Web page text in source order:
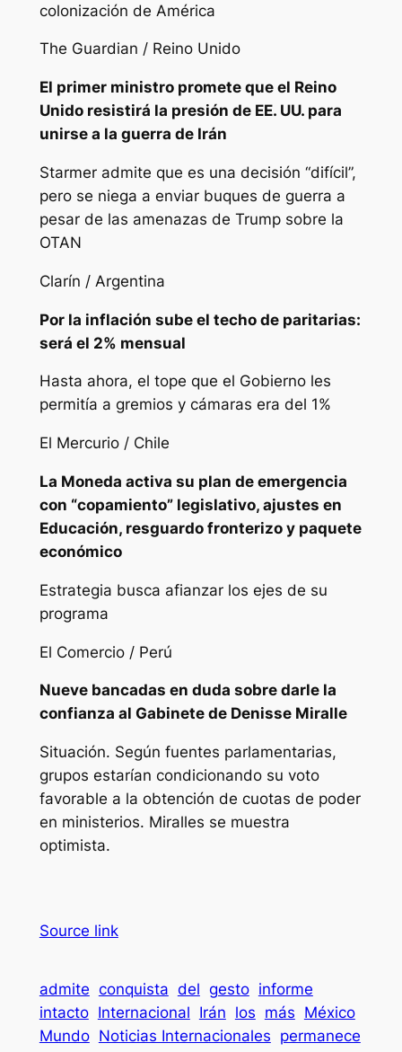
colonización de América
The Guardian / Reino Unido
El primer ministro promete que el Reino
Unido resistirá la presión de EE. UU. para
unirse a la guerra de Irán
Starmer admite que es una decisión “difícil”,
pero se niega a enviar buques de guerra a
pesar de las amenazas de Trump sobre la
OTAN
Clarín / Argentina
Por la inflación sube el techo de paritarias:
será el 2% mensual
Hasta ahora, el tope que el Gobierno les
permitía a gremios y cámaras era del 1%
El Mercurio / Chile
La Moneda activa su plan de emergencia
con “copamiento” legislativo, ajustes en
Educación, resguardo fronterizo y paquete
económico
Estrategia busca afianzar los ejes de su
programa
El Comercio / Perú
Nueve bancadas en duda sobre darle la
confianza al Gabinete de Denisse Miralle
Situación. Según fuentes parlamentarias,
grupos estarían condicionando su voto
favorable a la obtención de cuotas de poder
en ministerios. Miralles se muestra
optimista.
Source link
admite conquista del gesto informe
intacto Internacional Irán los más México
Mundo Noticias Internacionales permanece